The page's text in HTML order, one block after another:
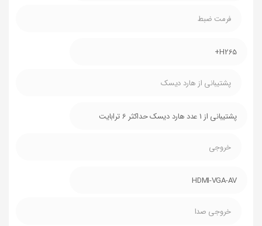
فرمت ضبط
H265+
پشتیبانی از هارد دیسک
پشتیبانی از 1 عدد هارد دیسک حداکثر 6 ترابایت
خروجی
HDMI-VGA-AV
خروجی صدا